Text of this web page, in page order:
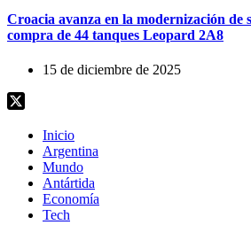
Croacia avanza en la modernización de
compra de 44 tanques Leopard 2A8
15 de diciembre de 2025
Inicio
Argentina
Mundo
Antártida
Economía
Tech